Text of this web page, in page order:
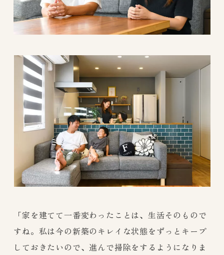
「家を建てて一番変わったことは、生活そのもので
すね。私は今の新築のキレイな状態をずっとキープ
しておきたいので、進んで掃除をするようになりま